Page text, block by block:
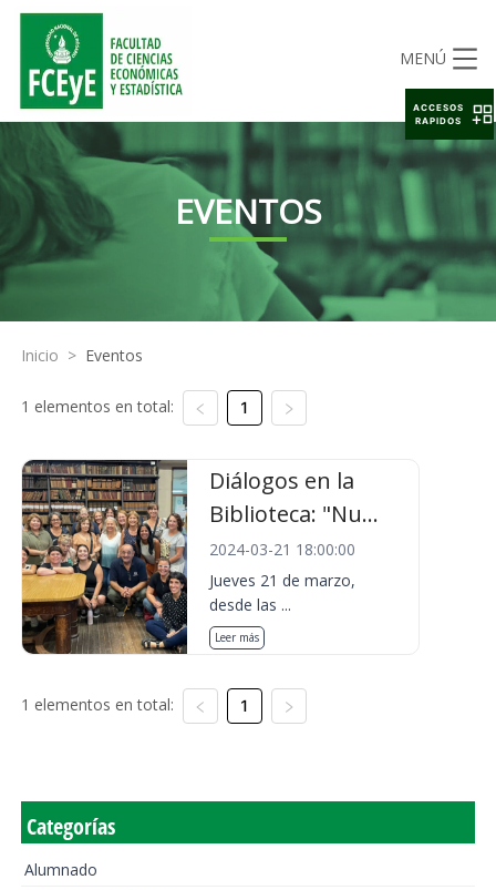
MENÚ
EVENTOS
Inicio > Eventos
1 elementos en total: 1
Diálogos en la
Biblioteca: "Nu...
2024-03-21 18:00:00
Jueves 21 de marzo,
desde las ...
Leer más
1 elementos en total: 1
Categorías
Alumnado
ACCESOS
RAPIDOS